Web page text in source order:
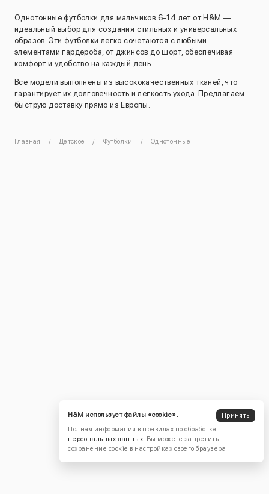
Однотонные футболки для мальчиков 6-14 лет от H&M —
идеальный выбор для создания стильных и универсальных
образов. Эти футболки легко сочетаются с любыми
элементами гардероба, от джинсов до шорт, обеспечивая
комфорт и удобство на каждый день.
Все модели выполнены из высококачественных тканей, что
гарантирует их долговечность и легкость ухода. Предлагаем
быструю доставку прямо из Европы.
Главная Детское Футболки Однотонные
H&M использует файлы «cookie».
Принять
Полная информация в правилах по обработке
персональных данных. Вы можете запретить
сохранение cookie в настройках своего браузера